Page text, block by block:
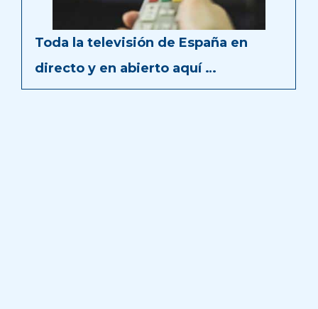
Toda la televisión de España en
directo y en abierto aquí …